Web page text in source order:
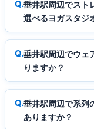
垂井駅周辺でスト
選べるヨガスタジ
垂井駅周辺でウェ
りますか？
垂井駅周辺で系列
ありますか？